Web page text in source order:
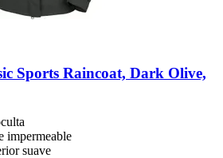
Sports Raincoat, Dark Olive,
impermeable
suave